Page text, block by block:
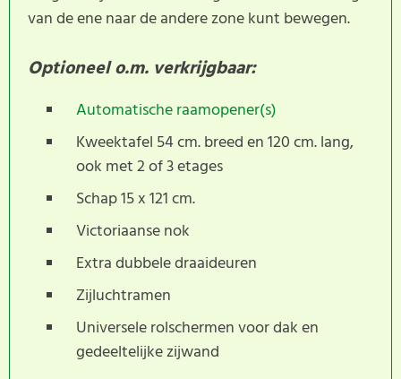
van de ene naar de andere zone kunt bewegen.
Optioneel o.m. verkrijgbaar:
Automatische raamopener(s)
Kweektafel 54 cm. breed en 120 cm. lang,
ook met 2 of 3 etages
Schap 15 x 121 cm.
Victoriaanse nok
Extra dubbele draaideuren
Zijluchtramen
Universele rolschermen voor dak en
gedeeltelijke zijwand